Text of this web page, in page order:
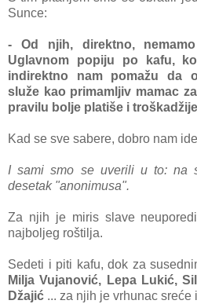
Sunce:
- Od njih, direktno,
Uglavnom popiju po kafu,
indirektno nam pomažu da
služe kao primamljiv mamac
pravilu bolje platiše i
Kad se sve sabere, dobro nam
I sami smo se uverili u to: na
desetak "anonimusa".
Za njih je miris slave
najboljeg roštilja.
Sedeti i piti kafu, dok za
Milja Vujanović, Lepa Lukić,
Džajić ... za njih je vrhunac sreće